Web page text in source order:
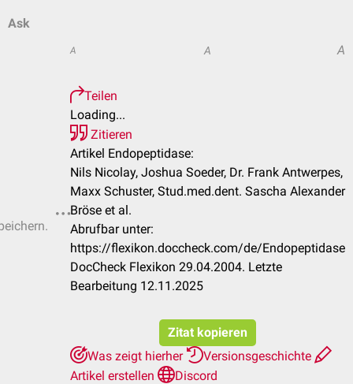
Ask
A A A
Teilen
Loading...
Zitieren
Artikel Endopeptidase:
Nils Nicolay, Joshua Soeder, Dr. Frank Antwerpes,
Maxx Schuster, Stud.med.dent. Sascha Alexander
Bröse et al.
Abrufbar unter:
https://flexikon.doccheck.com/de/Endopeptidase
DocCheck Flexikon 29.04.2004. Letzte
Bearbeitung 12.11.2025
Zitat kopieren
Was zeigt hierher
Versionsgeschichte
Artikel erstellen
Discord